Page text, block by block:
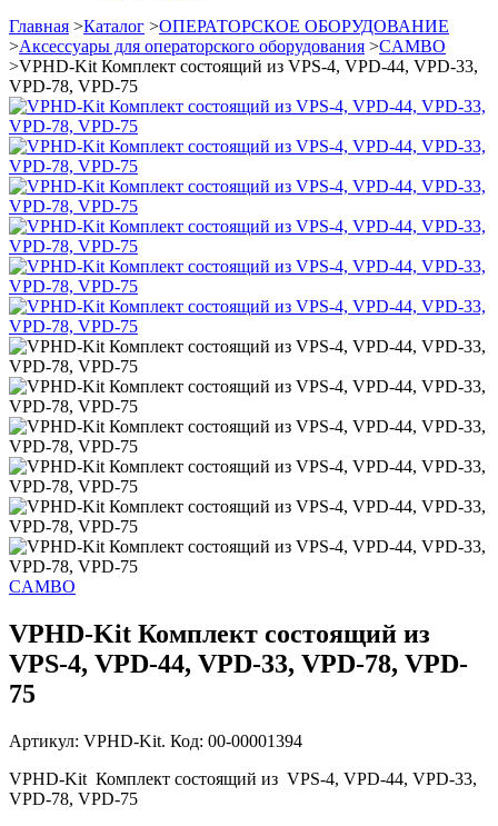
Главная >Каталог >ОПЕРАТОРСКОЕ ОБОРУДОВАНИЕ
>Аксессуары для операторского оборудования >CAMBO
>VPHD-Kit Комплект состоящий из VPS-4, VPD-44, VPD-33,
VPD-78, VPD-75
CAMBO
VPHD-Kit Комплект состоящий из
VPS-4, VPD-44, VPD-33, VPD-78, VPD-
75
Артикул: VPHD-Kit. Код: 00-00001394
VPHD-Kit Комплект состоящий из VPS-4, VPD-44, VPD-33,
VPD-78, VPD-75